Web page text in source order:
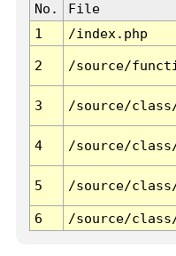
No. File
1
/index.php
2 /source/
3 /source/
4 /source/
5 /source/
6 /source/